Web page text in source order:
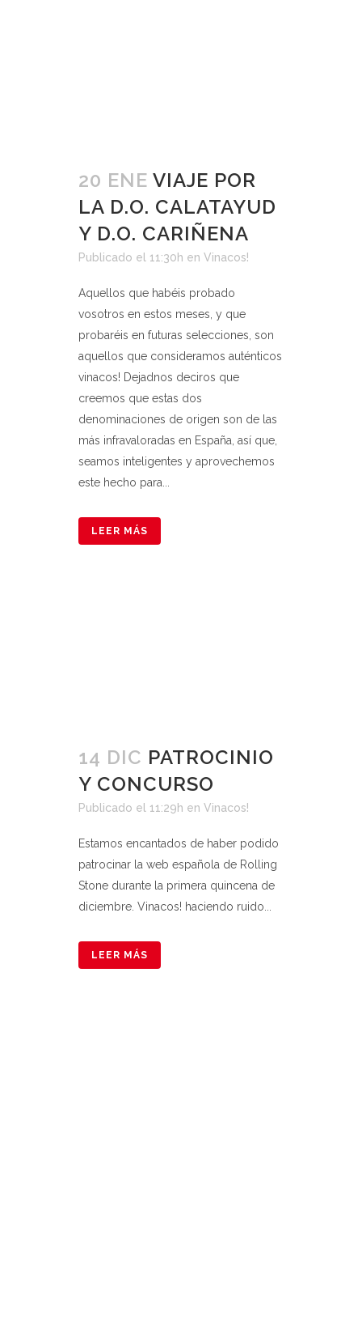
20 ENE VIAJE POR
LA D.O. CALATAYUD
Y D.O. CARIÑENA
Publicado el 11:30h en Vinacos!
Aquellos que habéis probado
vosotros en estos meses, y que
probaréis en futuras selecciones, son
aquellos que consideramos auténticos
vinacos! Dejadnos deciros que
creemos que estas dos
denominaciones de origen son de las
más infravaloradas en España, así que,
seamos inteligentes y aprovechemos
este hecho para...
LEER MÁS
14 DIC PATROCINIO
Y CONCURSO
Publicado el 11:29h en Vinacos!
Estamos encantados de haber podido
patrocinar la web española de Rolling
Stone durante la primera quincena de
diciembre. Vinacos! haciendo ruido...
LEER MÁS